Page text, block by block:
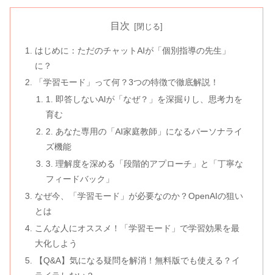
目次
はじめに：ただのチャットAIが「個別指導の先生」
に？
「学習モード」って何？3つの特徴で徹底解説！
1. 即答しないAIが「なぜ？」を深掘りし、思考力を
育む
2. あなた専用の「AI家庭教師」になるパーソナライ
ズ機能
3. 理解度を深める「段階的アプローチ」と「丁寧な
フィードバック」
なぜ今、「学習モード」が必要なのか？OpenAIの狙い
とは
こんな人にオススメ！「学習モード」で学習効果を最
大化しよう
【Q&A】気になる疑問を解消！無料版でも使える？イ